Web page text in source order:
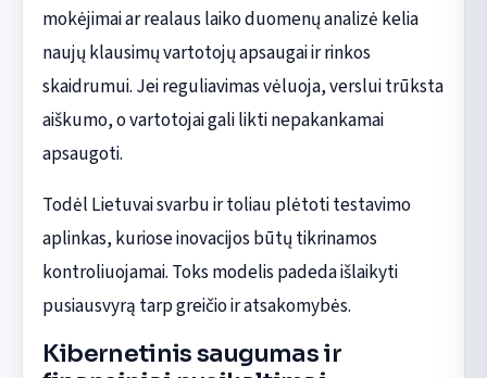
mokėjimai ar realaus laiko duomenų analizė kelia
naujų klausimų vartotojų apsaugai ir rinkos
skaidrumui. Jei reguliavimas vėluoja, verslui trūksta
aiškumo, o vartotojai gali likti nepakankamai
apsaugoti.
Todėl Lietuvai svarbu ir toliau plėtoti testavimo
aplinkas, kuriose inovacijos būtų tikrinamos
kontroliuojamai. Toks modelis padeda išlaikyti
pusiausvyrą tarp greičio ir atsakomybės.
Kibernetinis saugumas ir